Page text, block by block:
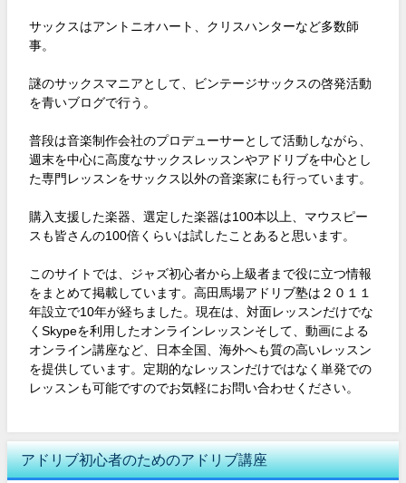
サックスはアントニオハート、クリスハンターなど多数師
事。
謎のサックスマニアとして、ビンテージサックスの啓発活動
を青いブログで行う。
普段は音楽制作会社のプロデューサーとして活動しながら、
週末を中心に高度なサックスレッスンやアドリブを中心とし
た専門レッスンをサックス以外の音楽家にも行っています。
購入支援した楽器、選定した楽器は100本以上、マウスピー
スも皆さんの100倍くらいは試したことあると思います。
このサイトでは、ジャズ初心者から上級者まで役に立つ情報
をまとめて掲載しています。高田馬場アドリブ塾は２０１１
年設立で10年が経ちました。現在は、対面レッスンだけでな
くSkypeを利用したオンラインレッスンそして、動画による
オンライン講座など、日本全国、海外へも質の高いレッスン
を提供しています。定期的なレッスンだけではなく単発での
レッスンも可能ですのでお気軽にお問い合わせください。
アドリブ初心者のためのアドリブ講座